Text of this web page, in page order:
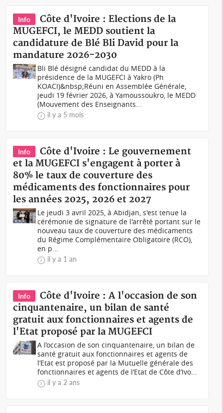
Info
Côte d'Ivoire : Elections de la
MUGEFCI, le MEDD soutient la
candidature de Blé Bli David pour la
mandature 2026-2030
Bli Blé désigné candidat du MEDD à la
présidence de la MUGEFCI à Yakro (Ph
KOACI)&nbsp;Réuni en Assemblée Générale,
jeudi 19 février 2026, à Yamoussoukro, le MEDD
(Mouvement des Enseignants...
il y a 5 mois
Info
Côte d'Ivoire : Le gouvernement
et la MUGEFCI s'engagent à porter à
80% le taux de couverture des
médicaments des fonctionnaires pour
les années 2025, 2026 et 2027
Le jeudi 3 avril 2025, à Abidjan, s'est tenue la
cérémonie de signature de l'arrêté portant sur le
nouveau taux de couverture des médicaments
du Régime Complémentaire Obligatoire (RCO),
en p...
il y a 1 an
Info
Côte d'Ivoire : A l'occasion de son
cinquantenaire, un bilan de santé
gratuit aux fonctionnaires et agents de
l'Etat proposé par la MUGEFCI
A l’occasion de son cinquantenaire, un bilan de
santé gratuit aux fonctionnaires et agents de
l’Etat est proposé par la Mutuelle générale des
fonctionnaires et agents de l’Etat de Côte d’Ivo...
il y a 2 ans